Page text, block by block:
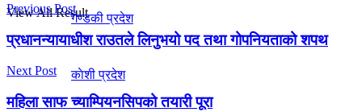
View All Resultगण्डकी प्रदेश
काेशी प्रदेश
Previous Post
प्रधानन्यायाधीश राउतले लिनुभयो पद तथा गोपनियताको शपथ
Next Post
महिला साफ च्याम्पियनसिपको तयारी पूरा